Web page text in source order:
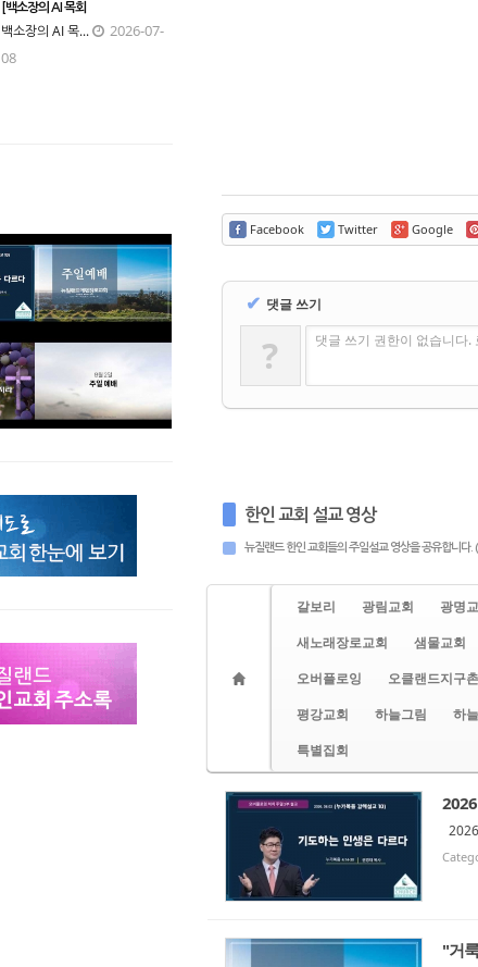
Facebook Twitter Google
✔ 댓글 쓰기
? 댓글 쓰기 권한이 없습니다.
한인 교회 설교 영상
뉴질랜드 한인 교회들의 주일설교 영상을 공유합니다.
갈보리 광림교회 광명
새노래장로교회
샘물교회
오버플로잉
오클랜드지구촌
평강교회
하늘그림 하
특별집회
"거
[백소장의 AI 목회
백소장의 AI 목...
2026-07-
08